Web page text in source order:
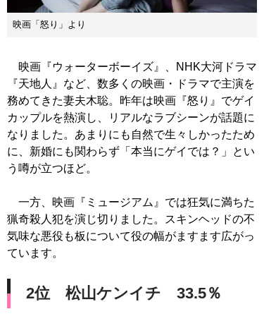
映画「怒り」より
映画『ウォーターボーイズ』、NHK大河ドラマ
『天地人』など、数多くの映画・ドラマで主演を
務めてきた妻夫木聡。昨年は映画『怒り』でゲイ
カップルを熱演し、リアルなラブシーンが話題に
なりました。あまりにも自然で生々しかったため
に、新婚にも関わらず「本当にゲイでは？」とい
う噂が立つほど。
一方、映画『ミュージアム』では狂気に満ちた
猟奇殺人犯を演じ切りました。スキンヘッドの不
気味な悪役も板について役の幅がますます広がっ
ています。
2位 松山ケンイチ 33.5％